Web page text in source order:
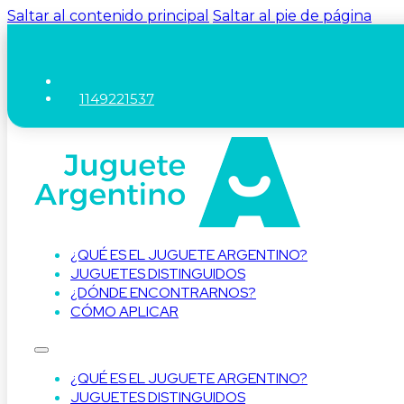
Saltar al contenido principal Saltar al pie de página
1149221537
¿QUÉ ES EL JUGUETE ARGENTINO?
JUGUETES DISTINGUIDOS
¿DÓNDE ENCONTRARNOS?
CÓMO APLICAR
¿QUÉ ES EL JUGUETE ARGENTINO?
JUGUETES DISTINGUIDOS